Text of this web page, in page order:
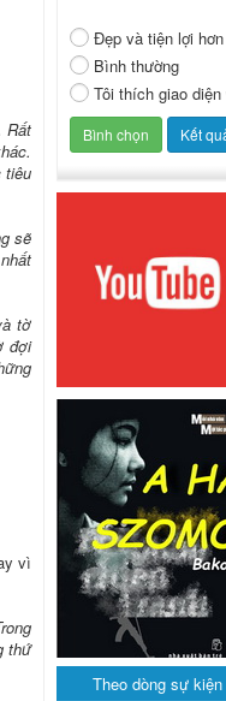
Rất
tiêu
sẽ
tờ
đợi
vì
thứ
Đẹp và tiện lợi
Bình thường
Tôi thích giao
Theo dòng sự kiện